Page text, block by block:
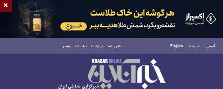
فارسی العربية English تماس با ما درباره ما تبلیغات آرشیو
شنبه ۱۷ مرداد ۱۴۰۵
×